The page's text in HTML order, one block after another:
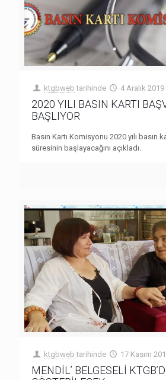
ktgbweb tarihinde 4 Aralık 2019
2020 YILI BASIN KARTI
BAŞLIYOR
Basın Kartı Komisyonu 2020 yılı basın
süresinin başlayacağını açıkladı.
ktgbweb tarihinde 17 Kasım
MENDİL’ BELGESELİ